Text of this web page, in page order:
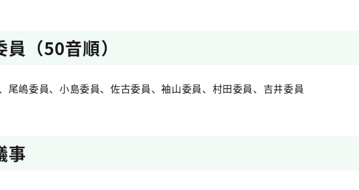
員（50音順）
尾嶋委員、小島委員、佐古委員、袖山委員、村田委員、吉井委員
事